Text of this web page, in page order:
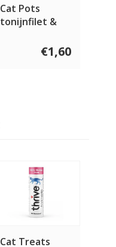
Cat Pots
tonijnfilet &
€1,60
Cat Treats